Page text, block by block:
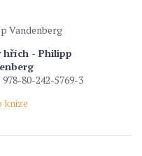
Vandenberg
hřích - Philipp
80-242-5769-3
knize